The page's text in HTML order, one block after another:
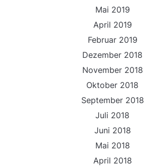
Mai 2019
April 2019
Februar 2019
Dezember 2018
November 2018
Oktober 2018
September 2018
Juli 2018
Juni 2018
Mai 2018
April 2018